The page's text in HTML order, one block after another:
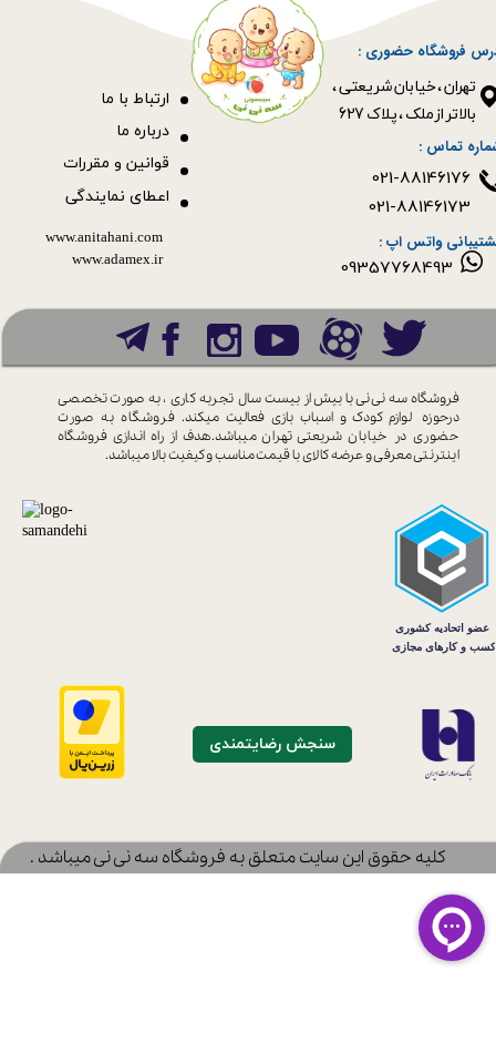
فروشگاه حضوری :
​​​​​​​تهران ، خیابان شریعتی ،
بالاتر از ملک ، پلاک 627​​​​​​​
قوانین و مقررات
ارتباط با ما
09357768493
درباره ما
اعطای نمایندگی
www.anitahani.com
www.ada​​​​​​​mex.ir
فروشگاه سه نی نی با بیش از بیست سال تجربه کاری ، به صورت تخصصی
درحوزه لوازم کودک و اسباب بازی فعالیت میکند. فروشگاه به صورت
حضوری در خیابان شریعتی تهران میباشد.هدف از راه اندازی فروشگاه
اینترنتی معرفی و عرضه کالای باقیمت مناسب و کیفیت بالا میباشد.
تماس :
واتس اپ :
سنجش رضایتمندی
​کلیه حقوق این سایت متعلق به فروشگاه سه نی نی میباشد .